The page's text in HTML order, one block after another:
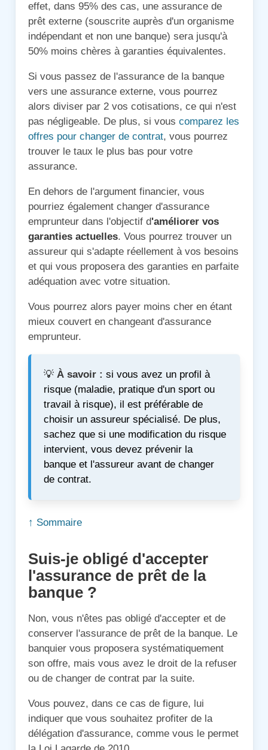
effet, dans 95% des cas, une assurance de
prêt externe (souscrite auprès d'un organisme
indépendant et non une banque) sera jusqu'à
50% moins chères à garanties équivalentes.
Si vous passez de l'assurance de la banque
vers une assurance externe, vous pourrez
alors diviser par 2 vos cotisations, ce qui n'est
pas négligeable. De plus, si vous comparez les
offres pour changer de contrat, vous pourrez
trouver le taux le plus bas pour votre
assurance.
En dehors de l'argument financier, vous
pourriez également changer d'assurance
emprunteur dans l'objectif d'améliorer vos
garanties actuelles. Vous pourrez trouver un
assureur qui s'adapte réellement à vos besoins
et qui vous proposera des garanties en parfaite
adéquation avec votre situation.
Vous pourrez alors payer moins cher en étant
mieux couvert en changeant d'assurance
emprunteur.
💡 À savoir : si vous avez un profil à
risque (maladie, pratique d'un sport ou
travail à risque), il est préférable de
choisir un assureur spécialisé. De plus,
sachez que si une modification du risque
intervient, vous devez prévenir la
banque et l'assureur avant de changer
de contrat.
↑ Sommaire
Suis-je obligé d'accepter
l'assurance de prêt de la
banque ?
Non, vous n'êtes pas obligé d'accepter et de
conserver l'assurance de prêt de la banque. Le
banquier vous proposera systématiquement
son offre, mais vous avez le droit de la refuser
ou de changer de contrat par la suite.
Vous pouvez, dans ce cas de figure, lui
indiquer que vous souhaitez profiter de la
délégation d'assurance, comme vous le permet